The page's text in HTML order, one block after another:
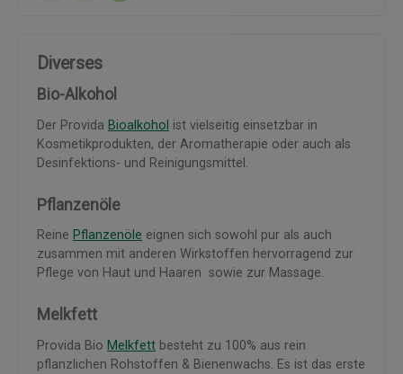
Diverses
Bio-Alkohol
Der Provida Bioalkohol ist vielseitig einsetzbar in
Kosmetikprodukten, der Aromatherapie oder auch als
Desinfektions- und Reinigungsmittel.
Pflanzenöle
Reine Pflanzenöle eignen sich sowohl pur als auch
zusammen mit anderen Wirkstoffen hervorragend zur
Pflege von Haut und Haaren sowie zur Massage.
Melkfett
Provida Bio Melkfett besteht zu 100% aus rein
pflanzlichen Rohstoffen & Bienenwachs. Es ist das erste